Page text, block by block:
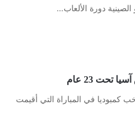
23 عام
كمبوديا في المباراة التي أقيمت